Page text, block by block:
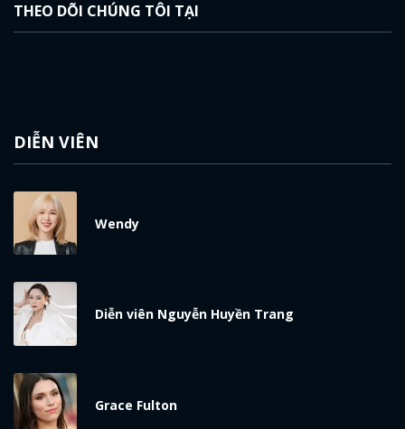
THEO DÕI CHÚNG TÔI TẠI
DIỄN VIÊN
Wendy
Diễn viên Nguyễn Huyền Trang
Grace Fulton